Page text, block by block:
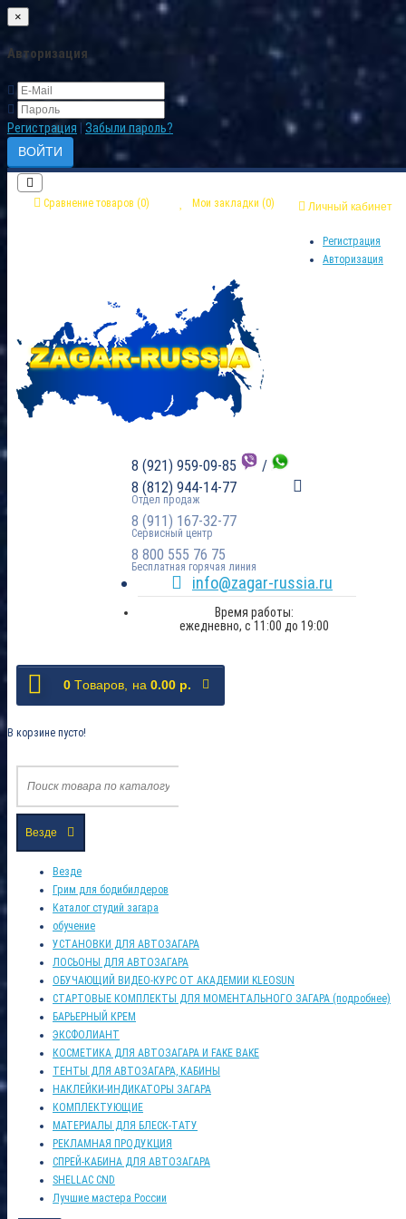
×
Авторизация
Регистрация Забыли пароль?
Личный кабинет
Регистрация
Авторизация
Мои закладки (0)
Сравнение товаров (0)
8 (921) 959-09-85
/
8 (812) 944-14-77
Отдел продаж
8 (911) 167-32-77
Сервисный центр
8 800 555 76 75
Бесплатная горячая линия
info@zagar-russia.ru
Время работы:
ежедневно, с 11:00 до 19:00
0 Tоваров, на 0.00 р.
В корзине пусто!
Везде
Везде
Грим для бодибилдеров
Каталог студий загара
обучение
УСТАНОВКИ ДЛЯ АВТОЗАГАРА
ЛОСЬОНЫ ДЛЯ АВТОЗАГАРА
ОБУЧАЮЩИЙ ВИДЕО-КУРС ОТ АКАДЕМИИ KLEOSUN
СТАРТОВЫЕ КОМПЛЕКТЫ ДЛЯ МОМЕНТАЛЬНОГО ЗАГАРА (подробнее)
БАРЬЕРНЫЙ КРЕМ
ЭКСФОЛИАНТ
КОСМЕТИКА ДЛЯ АВТОЗАГАРА И FAKE BAKE
ТЕНТЫ ДЛЯ АВТОЗАГАРА, КАБИНЫ
НАКЛЕЙКИ-ИНДИКАТОРЫ ЗАГАРА
КОМПЛЕКТУЮЩИЕ
МАТЕРИАЛЫ ДЛЯ БЛЕСК-ТАТУ
РЕКЛАМНАЯ ПРОДУКЦИЯ
СПРЕЙ-КАБИНА ДЛЯ АВТОЗАГАРА
SHELLAC CND
Лучшие мастера России